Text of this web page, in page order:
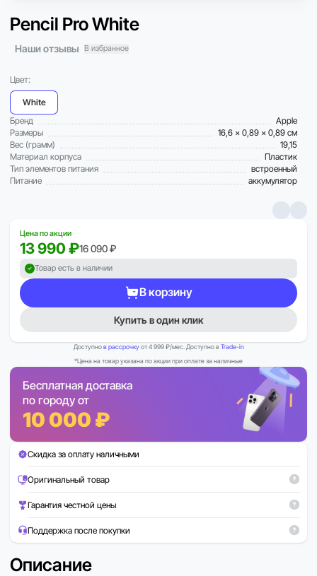
Pencil Pro White
Наши отзывы В избранное
Цвет:
White
Бренд
Apple
Размеры
16,6 x 0,89 x 0,89 см
Вес (грамм)
19,15
Материал корпуса
Пластик
Тип элементов питания
встроенный
Питание
аккумулятор
Цена по акции
13 990 ₽16 090 ₽
Товар есть в наличии
В корзину
Купить в один клик
Доступнов рассрочкуот 4 999 ₽/мес. Доступно вTrade-in
*Цена на товар указана по акции при оплате за наличные
Бесплатная доставка
по городу от
10 000 ₽
Скидка за оплату наличными
Оригинальный товар
Гарантия честной цены
Поддержка после покупки
Описание